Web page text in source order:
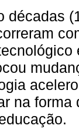
décadas
na